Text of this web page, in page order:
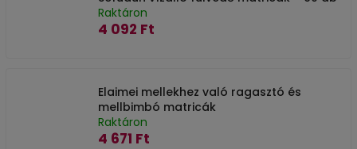
Raktáron
4 092 Ft
Elaimei mellekhez való ragasztó és
mellbimbó matricák
Raktáron
4 671 Ft